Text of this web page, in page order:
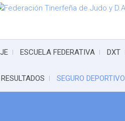
ESCUELA FEDERATIVA DXT
RESULTADOS SEGURO DEPORTIVO